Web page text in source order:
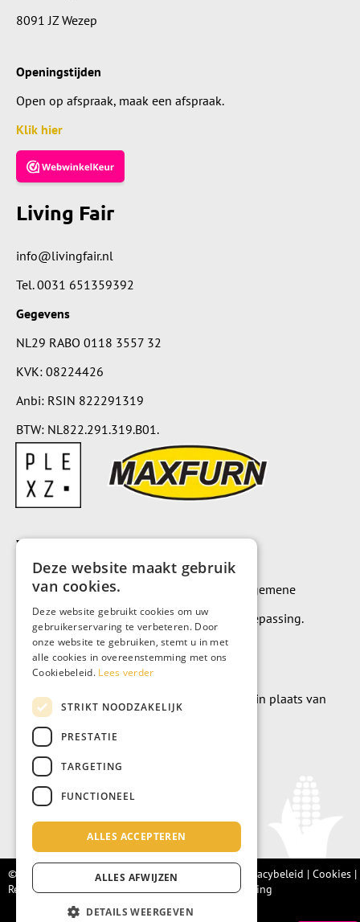
8091 JZ Wezep
Openingstijden
Open op afspraak, maak een afspraak.
Klik hier
Living Fair
info@livingfair.nl
Tel.0031 651359392
Gegevens
NL29 RABO 0118 3557 32
KVK: 08224426
Anbi: RSIN 822291319
BTW: NL822.291.319.B01.
Voorwaarden
Op alle leveringen en diensten zijn onze algemene
leverings- en betalingsvoorwaarden van toepassing.
Algemene voorwaarden
Wilt u geld doneren? Dat kan uiteraard ook in plaats van
meubels te kopen.
Doneer
© Living Fair 2022 – Algemene voorwaarden Privacybeleid | Cookies |
Retourbeleid |Integriteitsprotocol|Klachtenregeling
Deze website maakt gebruik
van cookies.
Deze website gebruikt cookies om uw
gebruikerservaring te verbeteren. Door
onze website te gebruiken, stemt u in met
alle cookies in overeenstemming met ons
Cookiebeleid. Lees verder
STRIKT NOODZAKELIJK
PRESTATIE
TARGETING
FUNCTIONEEL
ALLES ACCEPTEREN
ALLES AFWIJZEN
DETAILS WEERGEVEN